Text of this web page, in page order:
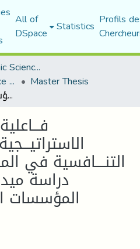
All of
DSpace Statistics Profils
Faculty of Economic Sciences, Commerce and Management Sciences
Department of Commerce Science Master Thesis
فـــاعلية نظم المعلــومــات الاستراتيـــجية في دعم المزايــــا التنــــافسية في المؤسســـات الخدمية دراسة ميدانية على عينة من المؤسسات الخدمية بالمسيــلة
التنــــافسية في
دراسة
المؤسسات